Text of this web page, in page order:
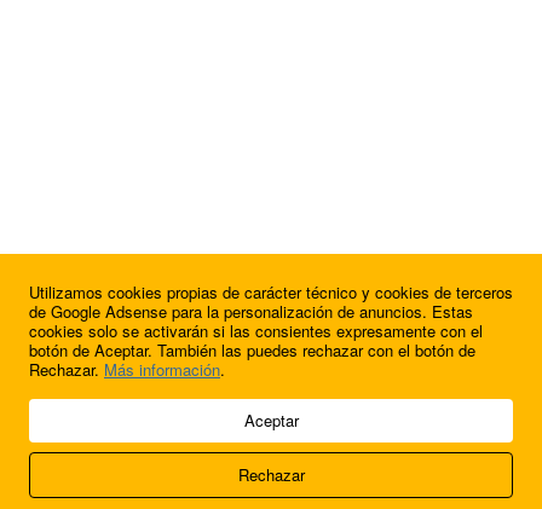
© 2009 - 2026 Soluciones Corporativas IP, SL.
Acerca de nosotros
FútbolBalear
Utilizamos cookies propias de carácter técnico y cookies de terceros
de Google Adsense para la personalización de anuncios. Estas
cookies solo se activarán si las consientes expresamente con el
botón de Aceptar. También las puedes rechazar con el botón de
Rechazar. Más información.
Aceptar
Rechazar